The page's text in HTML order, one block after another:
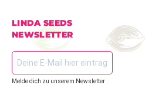
LINDA SEEDS
NEWSLETTER
Melde dich zu unserem Newsletter